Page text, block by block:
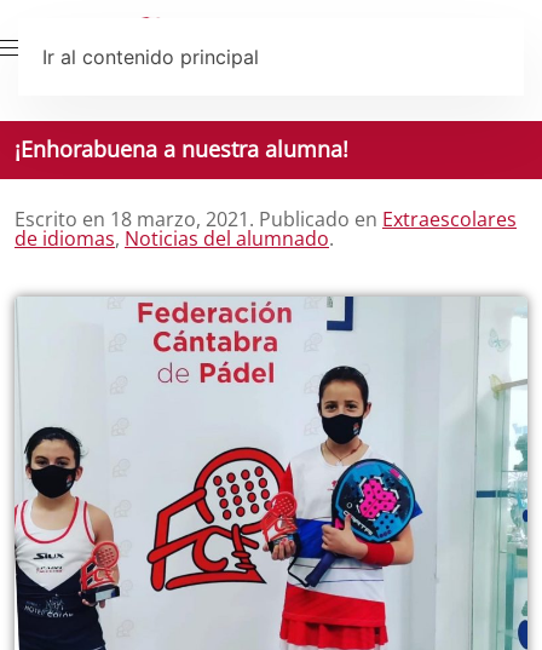
Ir al contenido principal
¡Enhorabuena a nuestra alumna!
Escrito en 18 marzo, 2021. Publicado en Extraescolares
de idiomas, Noticias del alumnado.